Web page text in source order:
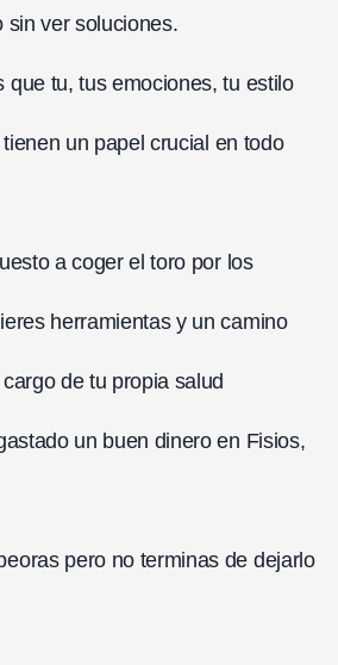
sin ver soluciones.
que tu, tus emociones, tu estilo
un papel crucial en todo
a coger el toro por los
herramientas y un camino
de tu propia salud
un buen dinero en Fisios,
pero no terminas de dejarlo